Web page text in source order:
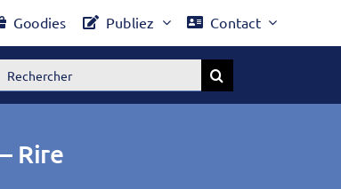
Goodies Publiez Contact
Rechercher:
Rire